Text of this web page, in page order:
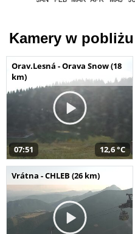
Kamery w pobliżu
Orav.Lesná - Orava Snow (18
km)
07:51 12,6 °C
Vrátna - CHLEB (26 km)